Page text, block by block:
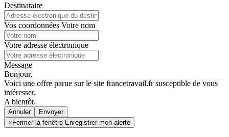
Destinataire
Vos coordonnées Votre nom
Votre adresse électronique
Message
Bonjour,
Voici une offre parue sur le site francetravail.fr susceptible de vous
intéresser.
A bientôt.
Annuler
× Fermer la fenêtre Enregistrer mon alerte